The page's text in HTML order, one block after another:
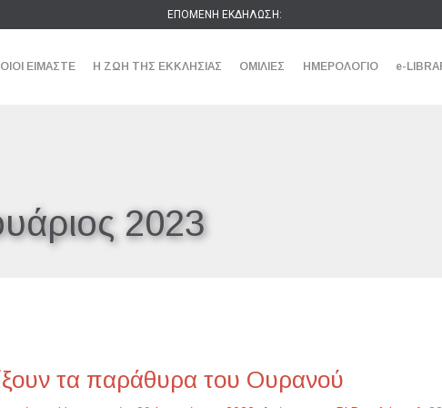
ΕΠΟΜΕΝΗ ΕΚΔΗΛΩΣΗ:
ΕΙΜΑΣΤΕ Η ΖΩΗ ΤΗΣ ΕΚΚΛΗΣΙΑΣ ΟΜΙΛΙΕΣ ΗΜΕΡΟΛΟΓΙΟ e-
2023
τα παράθυρα του Ουρανού